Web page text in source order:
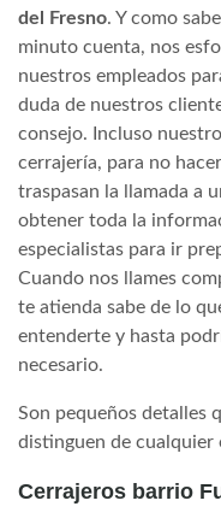
del Fresno. Y como
minuto cuenta, nos
nuestros empleados
duda de nuestros
consejo. Incluso
cerrajería, para no
traspasan la llamada a
obtener toda la
especialistas para ir
Cuando nos llames
te atienda sabe de lo
entenderte y hasta
necesario.
Son pequeños detalles
distinguen de cualquier
Cerrajeros barrio